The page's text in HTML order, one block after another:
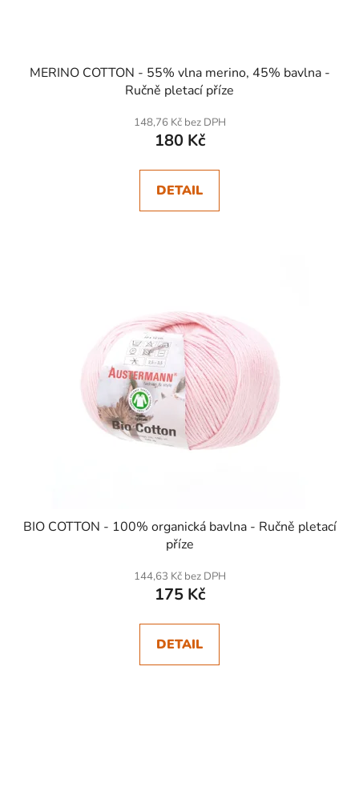
MERINO COTTON - 55% vlna merino, 45% bavlna -
Ručně pletací příze
148,76 Kč bez DPH
180 Kč
DETAIL
BIO COTTON - 100% organická bavlna - Ručně pletací
příze
144,63 Kč bez DPH
175 Kč
DETAIL